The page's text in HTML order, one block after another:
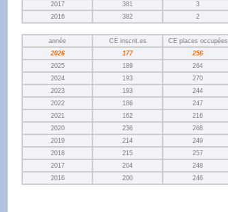
2017
381 3
2016
382 2
année CE inscrit.es CE places occupées
2026
177 256
2025
189 264
2024
193 270
2023
193 244
2022
186 247
2021
162 216
2020
236 268
2019
214 249
2018
215 257
2017
204 248
2016
200 246